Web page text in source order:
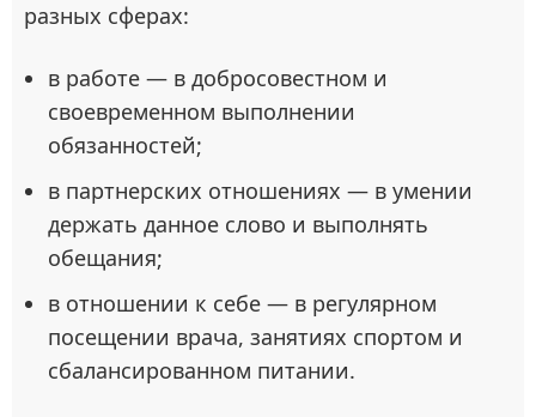
разных сферах:
в работе — в добросовестном и
своевременном выполнении
обязанностей;
в партнерских отношениях — в умении
держать данное слово и выполнять
обещания;
в отношении к себе — в регулярном
посещении врача, занятиях спортом и
сбалансированном питании.